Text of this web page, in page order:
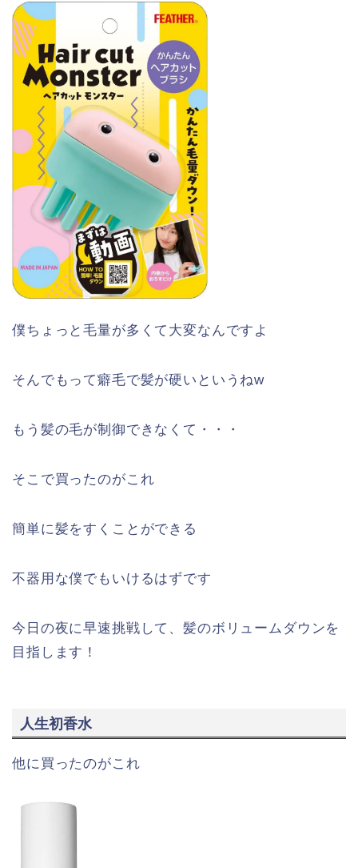
僕ちょっと毛量が多くて大変なんですよ
そんでもって癖毛で髪が硬いというねw
もう髪の毛が制御できなくて・・・
そこで買ったのがこれ
簡単に髪をすくことができる
不器用な僕でもいけるはずです
今日の夜に早速挑戦して、髪のボリュームダウンを
目指します！
人生初香水
他に買ったのがこれ